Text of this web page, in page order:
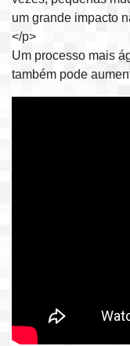
um grande impacto
</p>
Um processo mais
também pode